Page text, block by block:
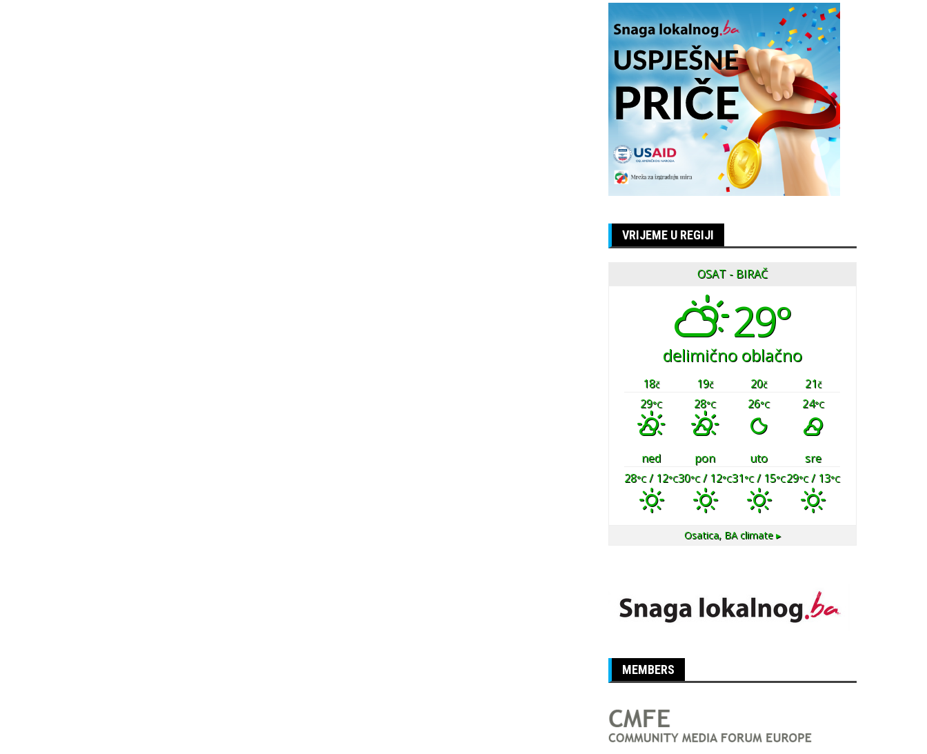
VRIJEME U REGIJI
OSAT - BIRAČ
29°
delimično oblačno
18č 19č 20č 21č
29°C 28°C 26°C 24°C
ned pon uto
sre
28°C/ 12°C30°C/ 12°C31°C/ 15°C29°C/ 13°C
Osatica, BAclimate ▸
MEMBERS